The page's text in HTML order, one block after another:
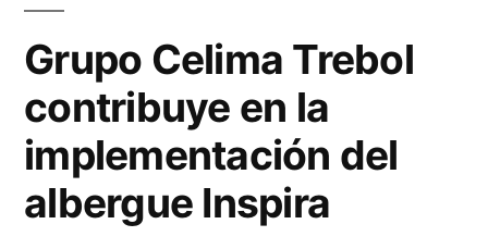
Grupo Celima Trebol
contribuye en la
implementación del
albergue Inspira